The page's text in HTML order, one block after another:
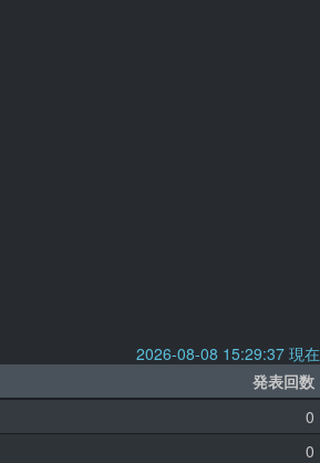
2026-08-08 15:29:37 現在
発表回数
0
0